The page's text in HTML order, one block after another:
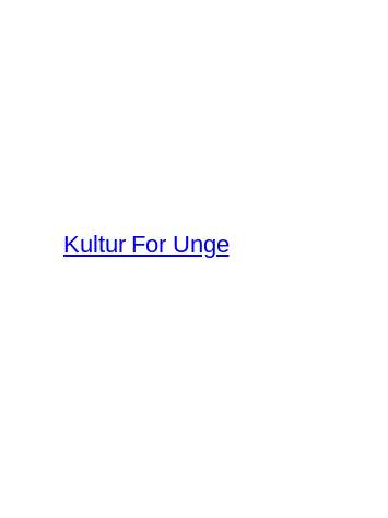
Kultur For Unge